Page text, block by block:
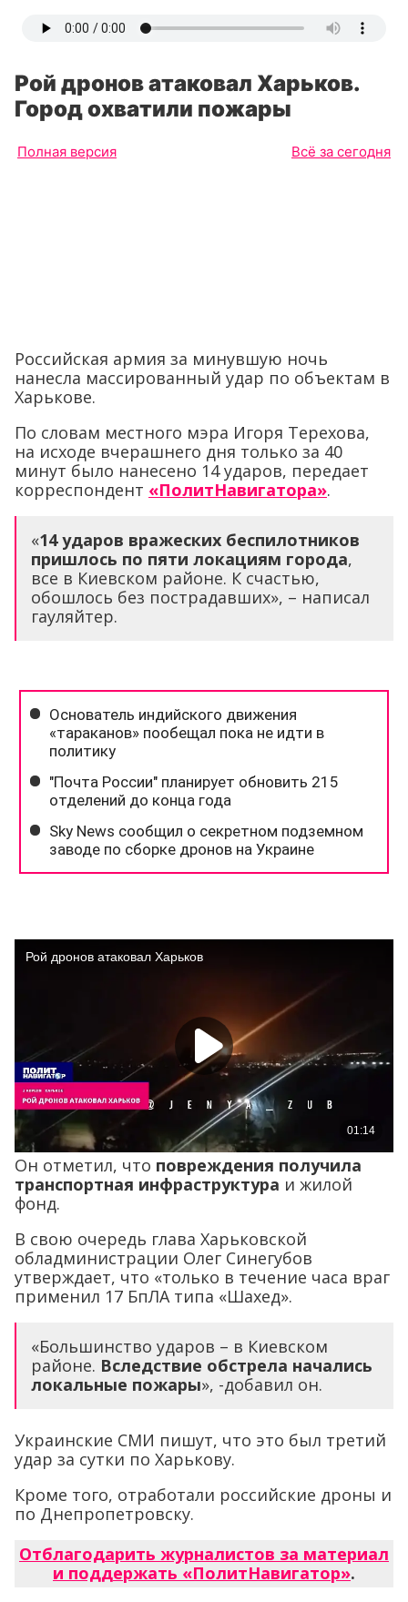
Рой дронов атаковал Харьков.
Город охватили пожары
Полная версия Всё за сегодня
Российская армия за минувшую ночь
нанесла массированный удар по объектам в
Харькове.
По словам местного мэра Игоря Терехова,
на исходе вчерашнего дня только за 40
минут было нанесено 14 ударов, передает
корреспондент «ПолитНавигатора».
«14 ударов вражеских беспилотников
пришлось по пяти локациям города,
все в Киевском районе. К счастью,
обошлось без пострадавших», – написал
гауляйтер.
Он отметил, что повреждения получила
транспортная инфраструктура и жилой
фонд.
В свою очередь глава Харьковской
обладминистрации Олег Синегубов
утверждает, что «только в течение часа враг
применил 17 БпЛА типа «Шахед».
«Большинство ударов – в Киевском
районе. Вследствие обстрела начались
локальные пожары», -добавил он.
Украинские СМИ пишут, что это был третий
удар за сутки по Харькову.
Кроме того, отработали российские дроны и
по Днепропетровску.
Отблагодарить журналистов за материал
и поддержать «ПолитНавигатор».